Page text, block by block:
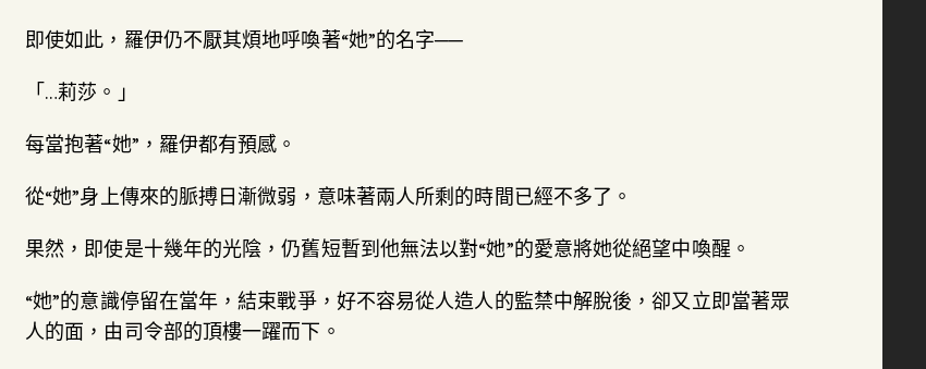
即使如此，羅伊仍不厭其煩地呼喚著“她”的名字──
「…莉莎。」
每當抱著“她”，羅伊都有預感。
從“她”身上傳來的脈搏日漸微弱，意味著兩人所剩的時間已經不多了。
果然，即使是十幾年的光陰，仍舊短暫到他無法以對“她”的愛意將她從絕望中喚醒。
“她”的意識停留在當年，結束戰爭，好不容易從人造人的監禁中解脫後，卻又立即當著眾
人的面，由司令部的頂樓一躍而下。